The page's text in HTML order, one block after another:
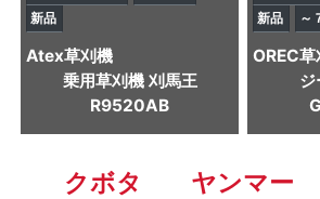
新品
Atex草刈機
乗用草刈機 刈馬王
R9520AB
新品
～
OREC草
クボタ ヤンマー